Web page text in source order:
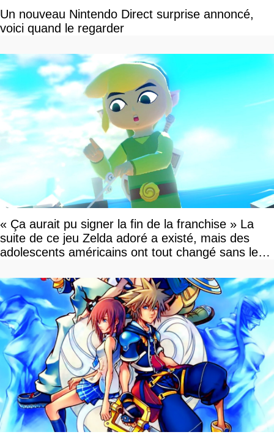
Un nouveau Nintendo Direct surprise annoncé,
voici quand le regarder
« Ça aurait pu signer la fin de la franchise » La
suite de ce jeu Zelda adoré a existé, mais des
adolescents américains ont tout changé sans le